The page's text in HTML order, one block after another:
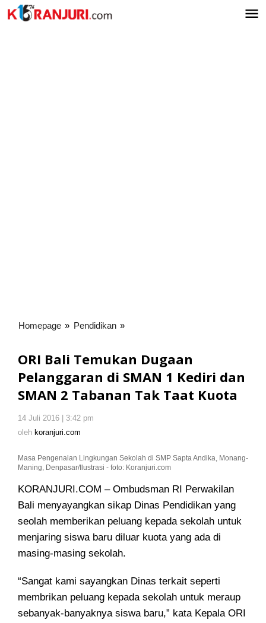
Lewati
ke
Homepage » Pendidikan »
Dugaan
Pelanggaran
di
SMAN
2
Tak
Taat
Kuota
ORI Bali Temukan Dugaan
Pelanggaran di SMAN 1 Kediri dan
SMAN 2 Tabanan Tak Taat Kuota
14 Juli 2016 | 3:42 pm
oleh koranjuri.com
Masa Pengenalan Lingkungan Sekolah di SMP Sapta Andika, Monang-
Maning, Denpasar/Ilustrasi - foto: Koranjuri.com
KORANJURI.COM – Ombudsman RI Perwakilan
Bali menyayangkan sikap Dinas Pendidikan yang
seolah memberikan peluang kepada sekolah untuk
menjaring siswa baru diluar kuota yang ada di
masing-masing sekolah.
“Sangat kami sayangkan Dinas terkait seperti
membrikan peluang kepada sekolah untuk meraup
sebanyak-banyaknya siswa baru,” kata Kepala ORI